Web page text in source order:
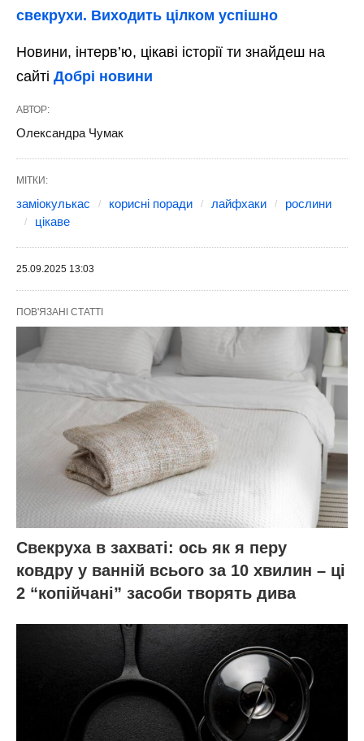
свекрухи. Виходить цілком успішно
Новини, інтерв’ю, цікаві історії ти знайдеш на
сайті Добрі новини
АВТОР:
Олександра Чумак
МІТКИ:
заміокулькас корисні поради лайфхаки
рослини
цікаве
25.09.2025 13:03
ПОВ'ЯЗАНІ СТАТТІ
Свекруха в захваті: ось як я перу
ковдру у ванній всього за 10 хвилин – ці
2 “копійчані” засоби творять дива